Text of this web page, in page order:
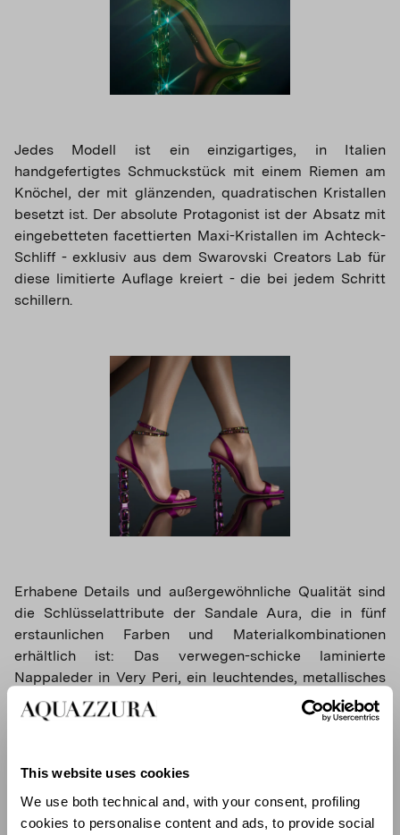
This website uses cookies
We use both technical and, with your consent, profiling
cookies to personalise content and ads, to provide social
Jedes Modell ist ein einzigartiges, in Italien
handgefertigtes Schmuckstück mit einem Riemen am
Knöchel, der mit glänzenden, quadratischen Kristallen
besetzt ist. Der absolute Protagonist ist der Absatz mit
eingebetteten facettierten Maxi-Kristallen im Achteck-
Schliff - exklusiv aus dem Swarovski Creators Lab für
diese limitierte Auflage kreiert - die bei jedem Schritt
schillern.
Erhabene Details und außergewöhnliche Qualität sind
die Schlüsselattribute der Sandale Aura, die in fünf
erstaunlichen Farben und Materialkombinationen
erhältlich ist: Das verwegen-schicke laminierte
Nappaleder in Very Peri, ein leuchtendes, metallisches
Lime Green, das tropische Paar in Bougainvillea Pink
aus Satin und die absolut atemberaubende,